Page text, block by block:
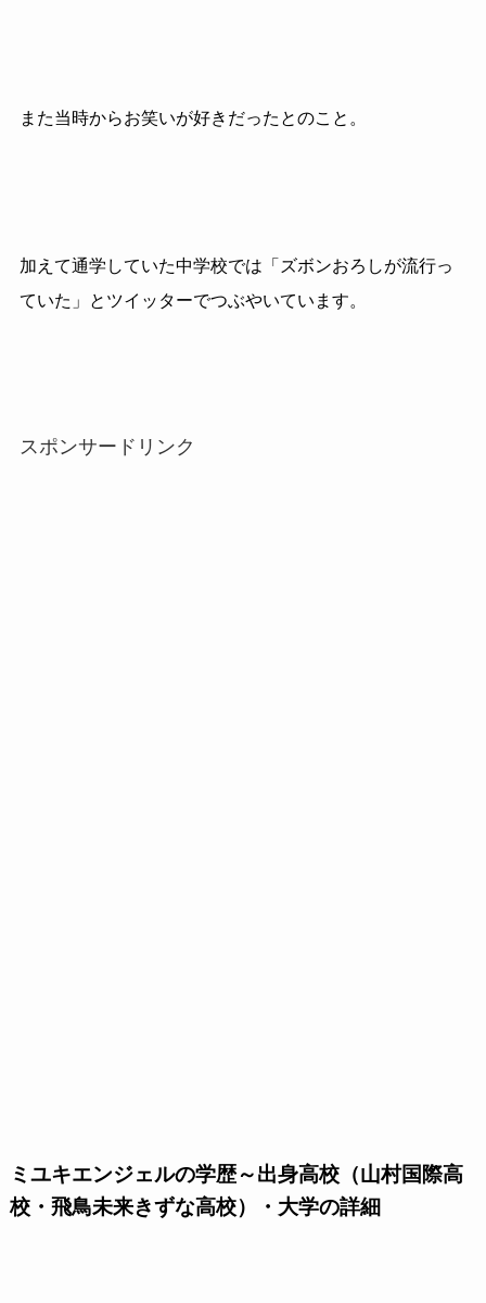
また当時からお笑いが好きだったとのこと。
加えて通学していた中学校では「ズボンおろしが流行っ
ていた」とツイッターでつぶやいています。
スポンサードリンク
ミユキエンジェルの学歴～出身高校（山村国際高
校・飛鳥未来きずな高校）・大学の詳細